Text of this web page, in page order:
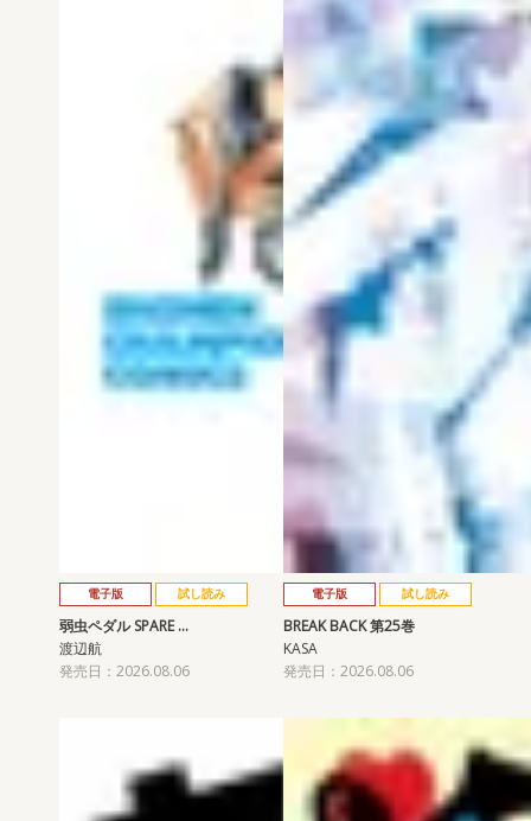
電子版 試し読み
弱虫ペダル SPARE …
渡辺航
発売日：2026.08.06
電子版 試し読み
BREAK BACK 第25巻
KASA
発売日：2026.08.06